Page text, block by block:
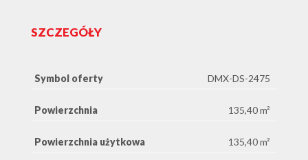
SZCZEGÓŁY
Symbol oferty DMX-DS-2475
Powierzchnia 135,40 m²
Powierzchnia użytkowa 135,40 m²